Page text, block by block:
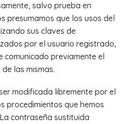
salvo prueba en
presumamos que los usos del
sus claves de
por el usuario registrado,
comunicado previamente el
las mismas.
modificada libremente por el
procedimientos que hemos
contraseña sustituida